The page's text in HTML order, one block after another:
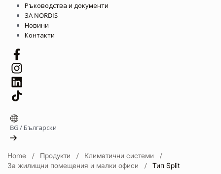
Ръководства и документи
ЗА NORDIS
Новини
Контакти
BG/Български
Home Продукти
Климатични системи
За жилищни помещения и малки офиси
Тип Split